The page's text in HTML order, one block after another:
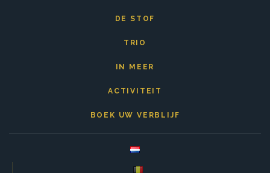
DE STOF
TRIO
IN MEER
ACTIVITEIT
BOEK UW VERBLIJF